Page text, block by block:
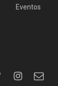
Eventos